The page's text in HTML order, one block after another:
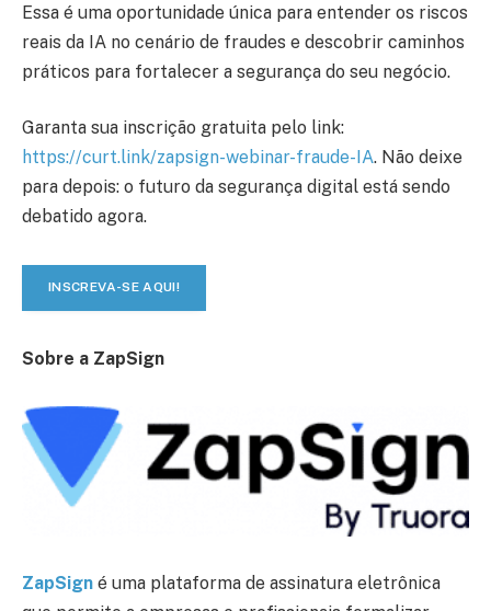
Essa é uma oportunidade única para entender os riscos
reais da IA no cenário de fraudes e descobrir caminhos
práticos para fortalecer a segurança do seu negócio.
Garanta sua inscrição gratuita pelo link:
https://curt.link/zapsign-webinar-fraude-IA. Não deixe
para depois: o futuro da segurança digital está sendo
debatido agora.
INSCREVA-SE AQUI!
Sobre a ZapSign
ZapSign é uma plataforma de assinatura eletrônica